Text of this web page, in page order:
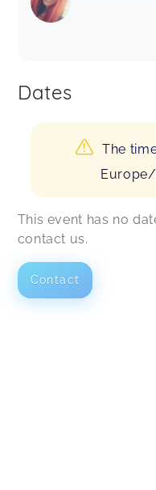
Dates
The
This event has no
contact us.
Contact